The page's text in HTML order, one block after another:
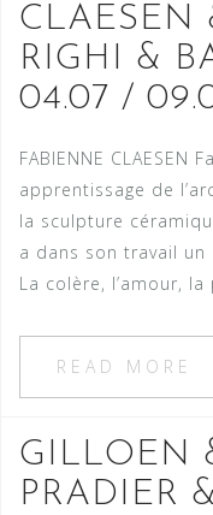
CLAESEN
RIGHI &
04.07 /
FABIENNE
apprentissage de
la sculpture
a dans son travail un
La colère, l’amour,
READ MORE
GILLOEN
PRADIER